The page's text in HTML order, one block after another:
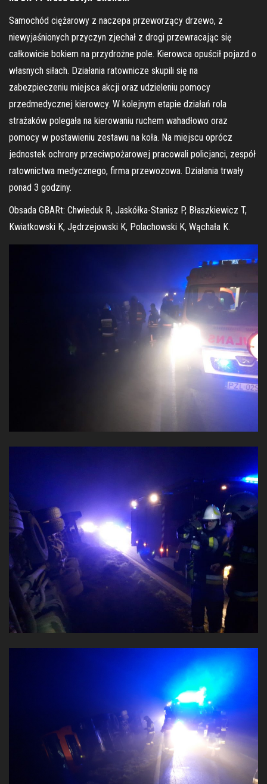
Samochód ciężarowy z naczepa przeworzący drzewo, z
niewyjaśnionych przyczyn zjechał z drogi przewracając się
całkowicie bokiem na przydrożne pole. Kierowca opuścił pojazd o
własnych siłach. Działania ratownicze skupili się na
zabezpieczeniu miejsca akcji oraz udzieleniu pomocy
przedmedycznej kierowcy. W kolejnym etapie działań rola
strażaków polegała na kierowaniu ruchem wahadłowo oraz
pomocy w postawieniu zestawu na koła. Na miejscu oprócz
jednostek ochrony przeciwpożarowej pracowali policjanci, zespół
ratownictwa medycznego, firma przewozowa. Działania trwały
ponad 3 godziny.
Obsada GBARt: Chwieduk R, Jaskółka-Stanisz P, Błaszkiewicz T,
Kwiatkowski K, Jędrzejowski K, Polachowski K, Wąchała K.